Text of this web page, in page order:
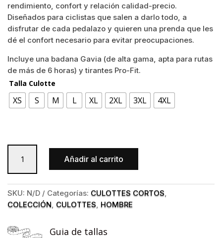
rendimiento, confort y relación calidad-precio.
Diseñados para ciclistas que salen a darlo todo, a
disfrutar de cada pedalazo y quieren una prenda que les
dé el confort necesario para evitar preocupaciones.
Incluye una badana Gavia (de alta gama, apta para rutas
de más de 6 horas) y tirantes Pro-Fit.
Talla Culotte
XS S M L XL 2XL 3XL 4XL
Corto
Supreme
Summer
GREY
Chico
Añadir al carrito
SKU: N/D Categorías: CULOTTES CORTOS
COLECCIÓN CULOTTES HOMBRE
Guia de tallas